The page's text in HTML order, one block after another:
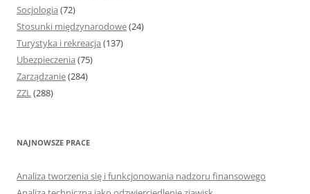
Socjologia (72)
Stosunki międzynarodowe(24)
Turystyka i rekreacja (137)
Ubezpieczenia (75)
Zarządzanie(284)
ZZL(288)
NAJNOWSZE PRACE
Analiza tworzenia się i funkcjonowania nadzoru finansowego